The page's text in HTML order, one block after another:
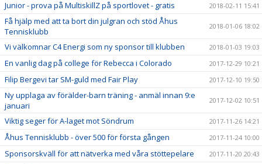
Junior - prova på MultiskillZ på sportlovet - gratis 2018-02-11 15:41
Få hjälp med att ta bort din julgran och stöd Åhus
Tennisklubb
2018-01-06 18:02
Vi välkomnar C4 Energi som ny sponsor till klubben 2018-01-03 19:03
En vanlig dag på college för Rebecca i Colorado 2017-12-29 10:21
Filip Bergevi tar SM-guld med Fair Play 2017-12-10 19:50
Ny upplaga av förälder-barn träning - anmäl innan 9:e
januari
2017-12-02 10:51
Viktig seger för A-laget mot Söndrum 2017-11-26 14:21
Åhus Tennisklubb - över 500 för första gången 2017-11-24 10:00
Sponsorskväll för att nätverka med våra stöttepelare 2017-11-20 20:43